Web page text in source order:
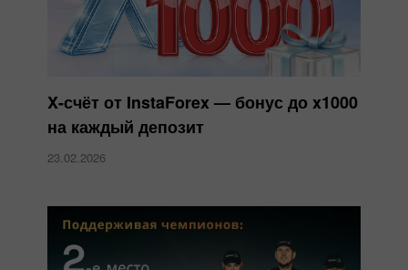
X-счёт от InstaForex — бонус до x1000
на каждый депозит
23.02.2026